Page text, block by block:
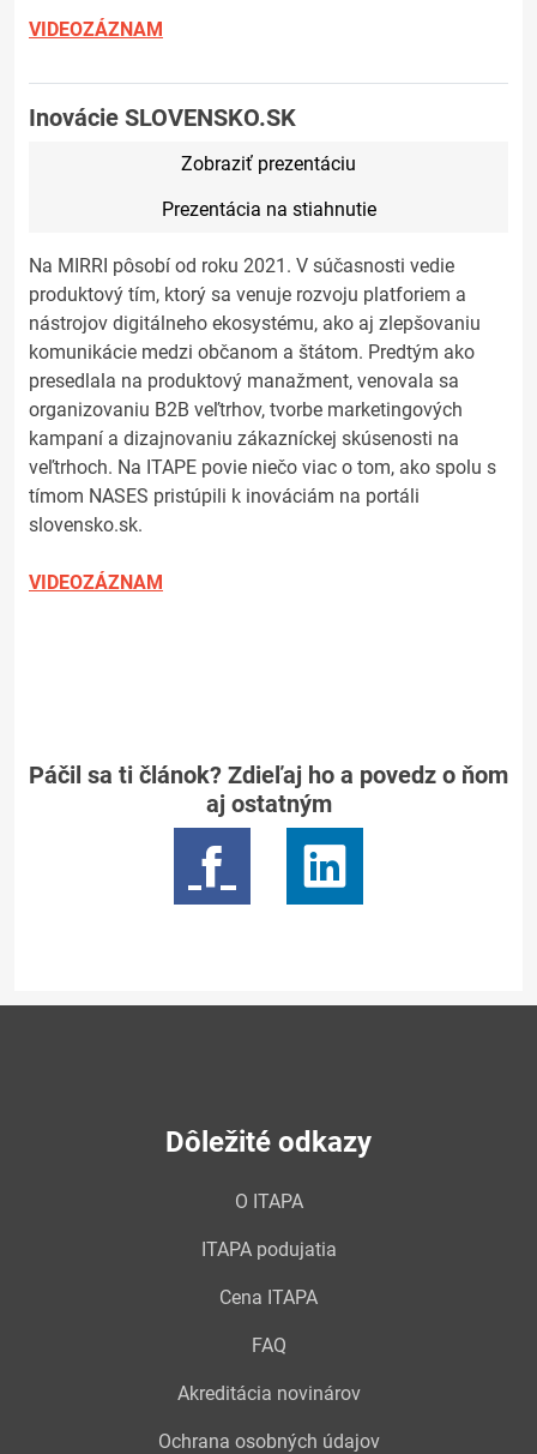
VIDEOZÁZNAM
Inovácie SLOVENSKO.SK
Zobraziť prezentáciu
Prezentácia na stiahnutie
Na MIRRI pôsobí od roku 2021. V súčasnosti vedie
produktový tím, ktorý sa venuje rozvoju platforiem a
nástrojov digitálneho ekosystému, ako aj zlepšovaniu
komunikácie medzi občanom a štátom. Predtým ako
presedlala na produktový manažment, venovala sa
organizovaniu B2B veľtrhov, tvorbe marketingových
kampaní a dizajnovaniu zákazníckej skúsenosti na
veľtrhoch. Na ITAPE povie niečo viac o tom, ako spolu s
tímom NASES pristúpili k inováciám na portáli
slovensko.sk.
VIDEOZÁZNAM
Páčil sa ti článok? Zdieľaj ho a povedz o ňom
aj ostatným
Dôležité odkazy
O ITAPA
ITAPA podujatia
Cena ITAPA
FAQ
Akreditácia novinárov
Ochrana osobných údajov